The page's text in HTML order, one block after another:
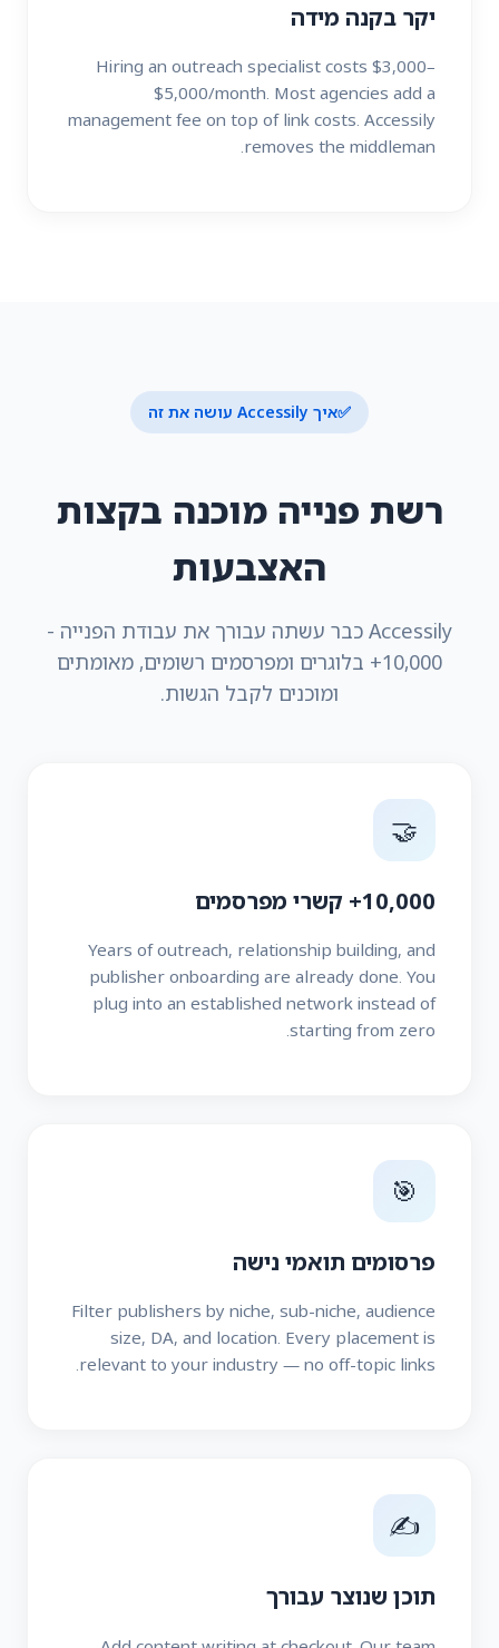
יקר בקנה מידה
Hiring an outreach specialist costs $3,000–
$5,000/month. Most agencies add a
management fee on top of link costs. Accessily
removes the middleman.
✅איך Accessily עושה את זה
רשת פנייה מוכנה בקצות
האצבעות
Accessily כבר עשתה עבורך את עבודת הפנייה -
10,000+ בלוגרים ומפרסמים רשומים, מאומתים
ומוכנים לקבל הגשות.
🤝
10,000+ קשרי מפרסמים
Years of outreach, relationship building, and
publisher onboarding are already done. You
plug into an established network instead of
starting from zero.
🎯
פרסומים תואמי נישה
Filter publishers by niche, sub-niche, audience
size, DA, and location. Every placement is
relevant to your industry — no off-topic links.
✍️
תוכן שנוצר עבורך